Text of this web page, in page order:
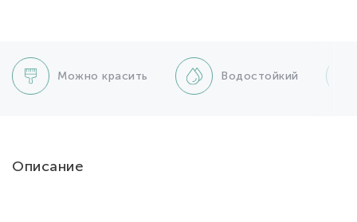
Можно красить Водостойкий
Описание